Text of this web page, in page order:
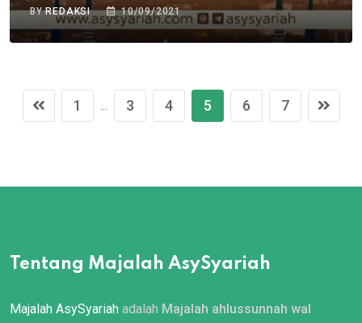
BYREDAKSI 10/09/2021
1 ... 3 4 5 6 7
Tentang Majalah AsySyariah
Majalah AsySyariah adalah Majalah ahlussunnah wal